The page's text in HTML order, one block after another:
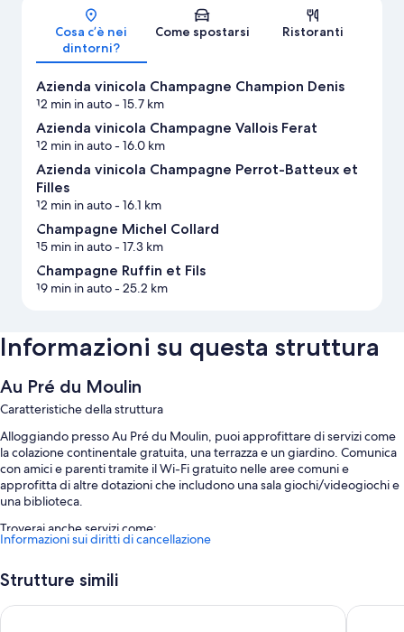
Mappa
Cosa c’è nei
dintorni?
Come spostarsi Ristoranti
Azienda vinicola Champagne Champion Denis
12 min in auto- 15.7 km
Azienda vinicola Champagne Vallois Ferat
12 min in auto- 16.0 km
Azienda vinicola Champagne Perrot-Batteux et
Filles
12 min in auto- 16.1 km
Champagne Michel Collard
15 min in auto- 17.3 km
Champagne Ruffin et Fils
19 min in auto- 25.2 km
Informazioni su questa struttura
Au Pré du Moulin
Caratteristiche della struttura
Alloggiando presso Au Pré du Moulin, puoi approfittare di servizi come
la colazione continentale gratuita, una terrazza e un giardino. Comunica
con amici e parenti tramite il Wi-Fi gratuito nelle aree comuni e
approfitta di altre dotazioni che includono una sala giochi/videogiochi e
una biblioteca.
Troverai anche servizi come:
Una colonnina di ricarica per auto elettriche, quotidiani gratis e aree
Informazioni sui diritti di cancellazione
Strutture simili
Zenao Appart'hôtels Châlons-en-Champagne